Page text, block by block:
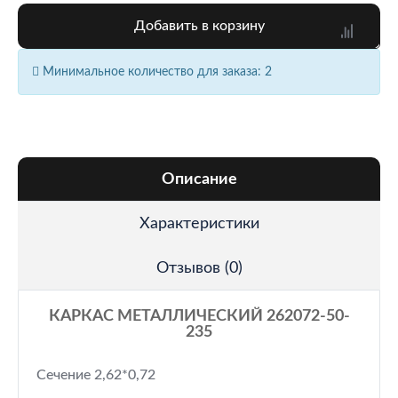
Добавить в корзину
Минимальное количество для заказа: 2
Описание
Характеристики
Отзывов (0)
КАРКАС МЕТАЛЛИЧЕСКИЙ 262072-50-
235
Сечение 2,62*0,72